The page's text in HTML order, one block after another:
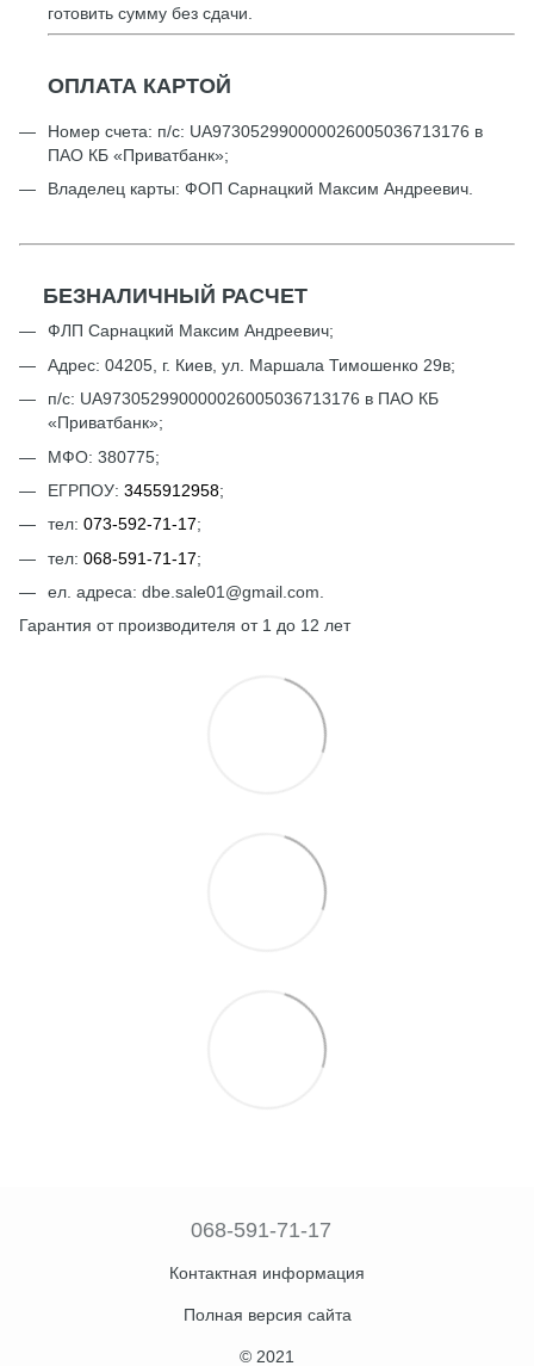
готовить сумму без сдачи.
ОПЛАТА КАРТОЙ
Номер счета: п/с: UА973052990000026005036713176 в
ПАО КБ «Приватбанк»;
Владелец карты: ФОП Сарнацкий Максим Андреевич.
БЕЗНАЛИЧНЫЙ РАСЧЕТ
ФЛП Сарнацкий Максим Андреевич;
Адрес: 04205, г. Киев, ул. Маршала Тимошенко 29в;
п/с: UА973052990000026005036713176 в ПАО КБ
«Приватбанк»;
МФО: 380775;
ЕГРПОУ: 3455912958;
тел: 073-592-71-17;
тел: 068-591-71-17;
ел. адреса: dbe.sale01@gmail.com.
Гарантия от производителя от 1 до 12 лет
068-591-71-17
Контактная информация
Полная версия сайта
© 2021